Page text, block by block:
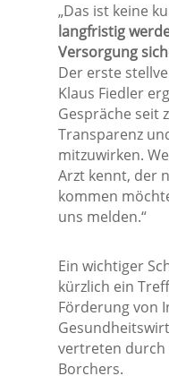
„Das ist keine
langfristig
Versorgung
Der erste
Klaus Fiedler
Gespräche seit
Transparenz
mitzuwirken.
Arzt kennt, der
kommen
uns melden.“
Ein wichtiger
kürzlich ein
Förderung von
vertreten durch
Borchers.